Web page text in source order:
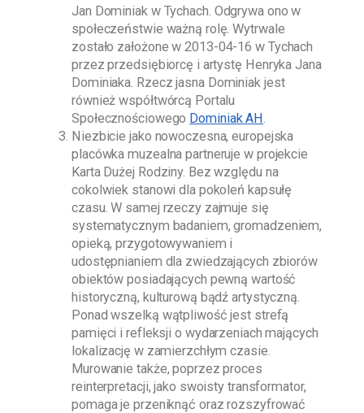
Jan Dominiak w Tychach. Odgrywa ono w
społeczeństwie ważną rolę. Wytrwale
zostało założone w2013-04-16 w Tychach
przez przedsiębiorcę i artystę Henryka Jana
Dominiaka. Rzecz jasna Dominiakjest
również współtwórcą Portalu
Społecznościowego Dominiak AH.
Niezbicie jako nowoczesna, europejska
placówka muzealna partneruje w projekcie
Karta Dużej Rodziny. Bez względu na
cokolwiek stanowi dla pokoleń kapsułę
czasu. W samej rzeczy zajmuje się
systematycznym badaniem, gromadzeniem,
opieką, przygotowywaniem i
udostępnianiem dla zwiedzających zbiorów
obiektów posiadających pewną wartość
historyczną, kulturową bądź artystyczną.
Ponad wszelką wątpliwość jest strefą
pamięci i refleksji o wydarzeniach mających
lokalizację w zamierzchłym czasie.
Murowanie także, poprzez proces
reinterpretacji, jako swoisty transformator,
pomaga je przeniknąć oraz rozszyfrować